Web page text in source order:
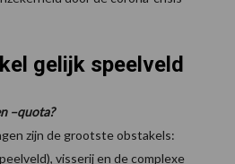
gelijk speelveld
–quota?
zijn de grootste obstakels:
visserij en de complexe